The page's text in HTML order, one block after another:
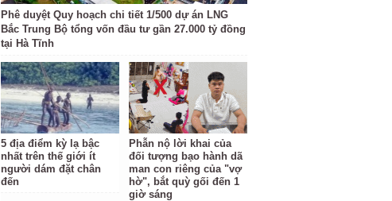
Phê duyệt Quy hoạch chi tiết 1/500 dự án LNG
Bắc Trung Bộ tổng vốn đầu tư gần 27.000 tỷ đồng
tại Hà Tĩnh
5 địa điểm kỳ lạ bậc
nhất trên thế giới ít
người dám đặt chân
đến
Phẫn nộ lời khai của
đối tượng bạo hành dã
man con riêng của "vợ
hờ", bắt quỳ gối đến 1
giờ sáng